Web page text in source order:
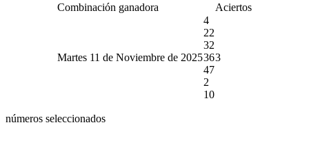
Combinación ganadora Aciertos
Martes 11 de Noviembre de 2025
4
22
32
36
47
2
10
3
números seleccionados